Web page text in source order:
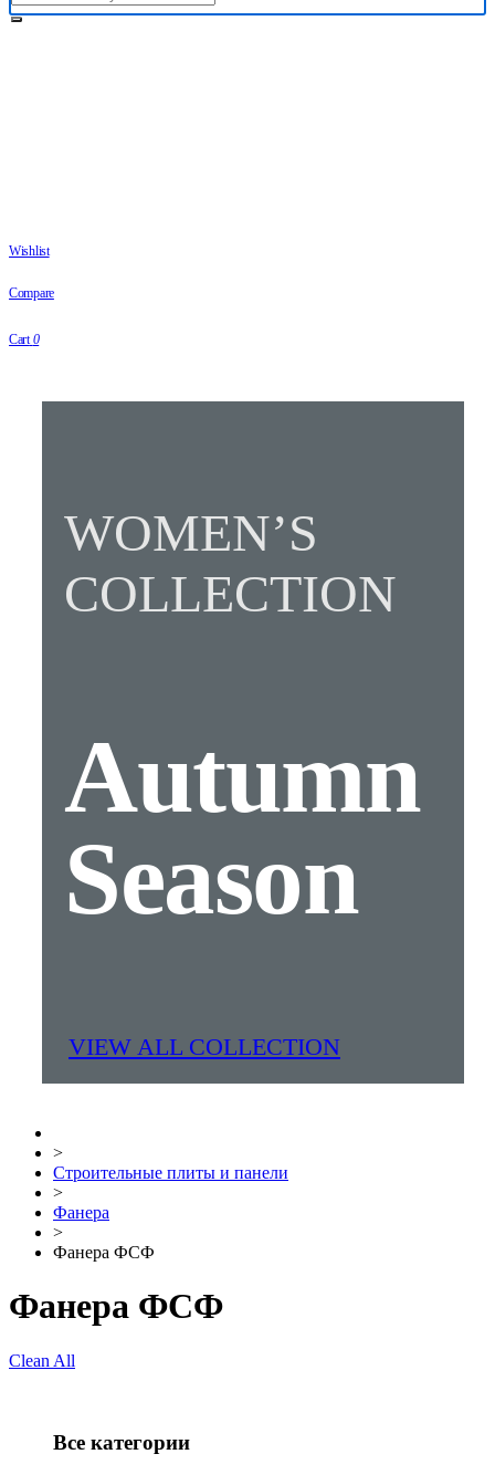
Wishlist
Compare
Cart 0
WOMEN’S
COLLECTION
Autumn
Season
VIEW ALL COLLECTION
>
Строительные плиты и панели
>
Фанера
>
Фанера ФСФ
Фанера ФСФ
Clean All
Все категории